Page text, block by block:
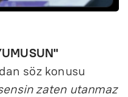
söz konusu
zaten utanmaz